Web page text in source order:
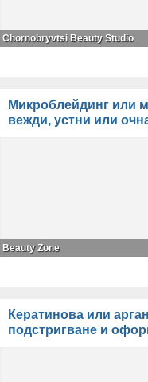
Chornobryvtsi Beauty Studio
Микроблейдинг или
вежди, устни или
Beauty Zone
Кератинова или
подстригване и